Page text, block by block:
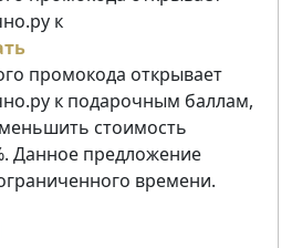
к
промокода открывает
к подарочным баллам,
стоимость
Данное предложение
времени.